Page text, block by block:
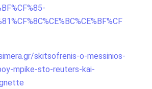
skitsofrenis-o-messinios-
mpike-sto-reuters-kai-